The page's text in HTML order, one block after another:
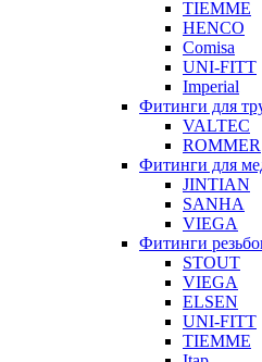
TIEMME
HENCO
Comisa
UNI-FITT
Imperial
Фитинги для
VALTEC
ROMMER
Фитинги для
JINTIAN
SANHA
VIEGA
Фитинги
STOUT
VIEGA
ELSEN
UNI-FITT
TIEMME